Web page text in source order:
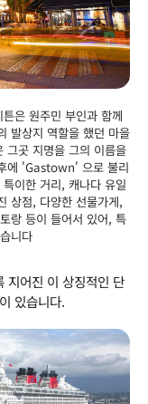
은 원주민 부인과 함께
발상지 역할을 했던 마을
그곳 지명을 그의 이름을
에 'Gastown' 으로 불리
이한 거리, 캐나다 유일
상점, 다양한 선물가게,
랑 등이 들어서 있어, 특
니다
지어진 이 상징적인 단
있습니다.